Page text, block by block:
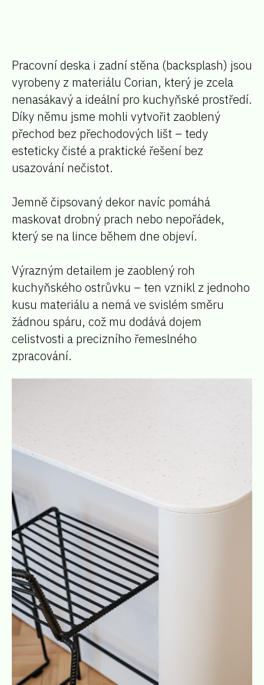
Pracovní deska i zadní stěna (backsplash) jsou
vyrobeny z materiálu Corian, který je zcela
nenasákavý a ideální pro kuchyňské prostředí.
Díky němu jsme mohli vytvořit zaoblený
přechod bez přechodových lišt – tedy
esteticky čisté a praktické řešení bez
usazování nečistot.
Jemně čipsovaný dekor navíc pomáhá
maskovat drobný prach nebo nepořádek,
který se na lince během dne objeví.
Výrazným detailem je zaoblený roh
kuchyňského ostrůvku – ten vznikl z jednoho
kusu materiálu a nemá ve svislém směru
žádnou spáru, což mu dodává dojem
celistvosti a precizního řemeslného
zpracování.